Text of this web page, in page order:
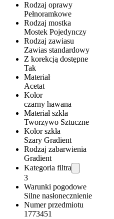
Rodzaj oprawy
Pełnoramkowe
Rodzaj mostka
Mostek Pojedynczy
Rodzaj zawiasu
Zawias standardowy
Z korekcją dostępne
Tak
Materiał
Acetat
Kolor
czarny hawana
Materiał szkła
Tworzywo Sztuczne
Kolor szkła
Szary Gradient
Rodzaj zabarwienia
Gradient
Kategoria filtra
3
Warunki pogodowe
Silne nasłonecznienie
Numer przedmiotu
1773451